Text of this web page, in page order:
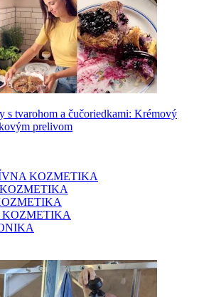
s tvarohom a čučoriedkami: Krémový
prelivom
KOZMETIKA